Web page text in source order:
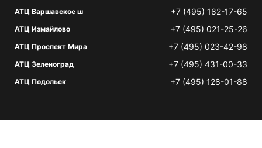
АТЦ Варшавское ш +7 (495) 182-17-65
АТЦ Измайлово +7 (495) 021-25-26
АТЦ Проспект Мира +7 (495) 023-42-98
АТЦ Зеленоград +7 (495) 431-00-33
АТЦ Подольск +7 (495) 128-01-88